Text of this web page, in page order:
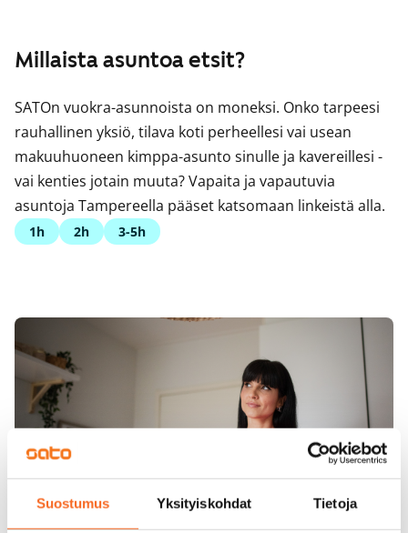
Suostumus Yksityiskohdat Tietoja
Millaista asuntoa etsit?
SATOn vuokra-asunnoista on moneksi. Onko tarpeesi
rauhallinen yksiö, tilava koti perheellesi vai usean
makuuhuoneen kimppa-asunto sinulle ja kavereillesi -
vai kenties jotain muuta? Vapaita ja vapautuvia
asuntoja Tampereella pääset katsomaan linkeistä alla.
1h 2h 3-5h